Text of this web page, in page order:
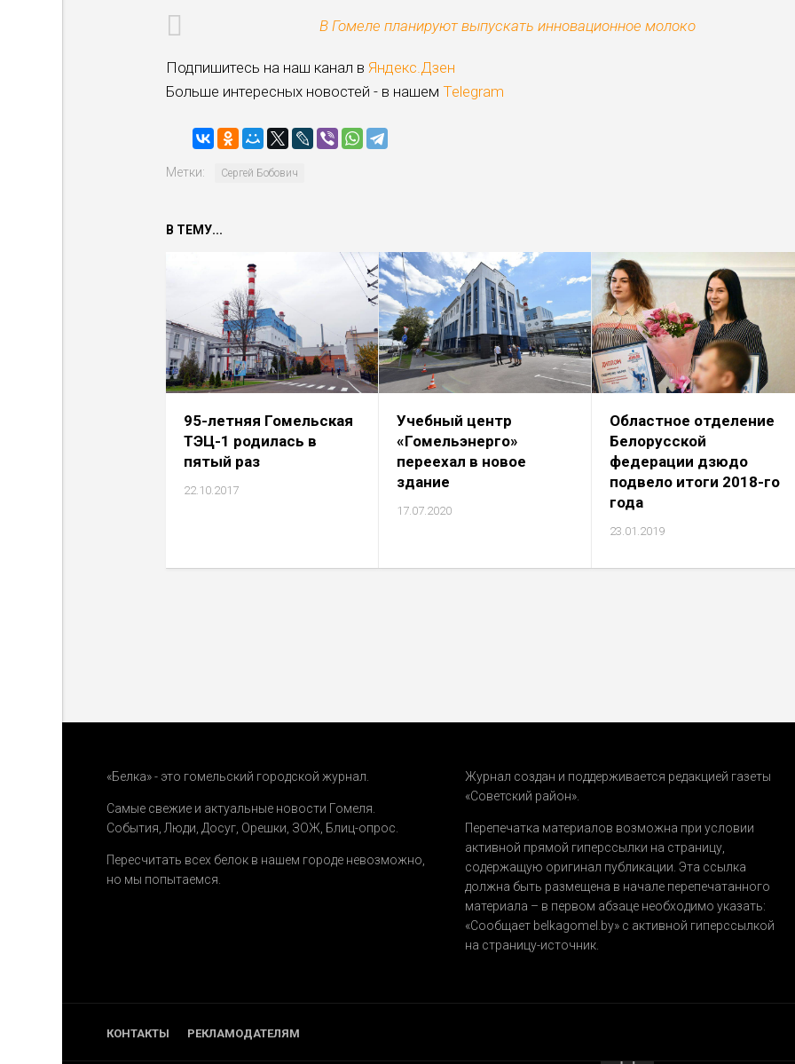
В Гомеле планируют выпускать инновационное молоко
Подпишитесь на наш канал в Яндекс.Дзен
Больше интересных новостей - в нашем Telegram
Метки: Сергей Бобович
В ТЕМУ...
95-летняя Гомельская
ТЭЦ-1 родилась в
пятый раз
22.10.2017
Учебный центр
«Гомельэнерго»
переехал в новое
здание
17.07.2020
Областное отделение
Белорусской
федерации дзюдо
подвело итоги 2018-го
года
23.01.2019
«Белка» - это гомельский городской журнал.
Самые свежие и актуальные новости Гомеля.
События Люди Досуг Орешки ЗОЖ Блиц-опрос
Пересчитать всех белок в нашем городе невозможно,
но мы попытаемся.
Журнал создан и поддерживается редакцией газеты
«Советский район».
Перепечатка материалов возможна при условии
активной прямой гиперссылки на страницу,
содержащую оригинал публикации. Эта ссылка
должна быть размещена в начале перепечатанного
материала – в первом абзаце необходимо указать:
«Сообщает belkagomel.by»с активной гиперссылкой
на страницу-источник.
КОНТАКТЫ РЕКЛАМОДАТЕЛЯМ